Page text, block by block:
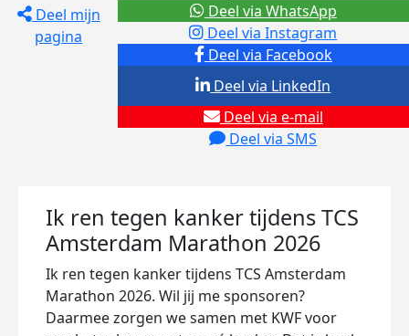
Deel mijn
pagina
Deel via Facebook
Deel via Instagram
Deel via e-mail
Deel via SMS
Deel via LinkedIn
Deel via WhatsApp
Ik ren tegen kanker tijdens TCS
Amsterdam Marathon 2026
Ik ren tegen kanker tijdens TCS Amsterdam
Marathon 2026. Wil jij me sponsoren?
Daarmee zorgen we samen met KWF voor